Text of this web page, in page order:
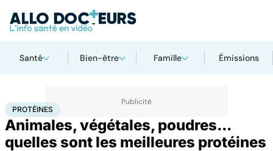
Santé Bien-être Famille Émissions
AccueilBien-être Protéines
PROTÉINES
Animales, végétales, poudres...
quelles sont les meilleures protéines